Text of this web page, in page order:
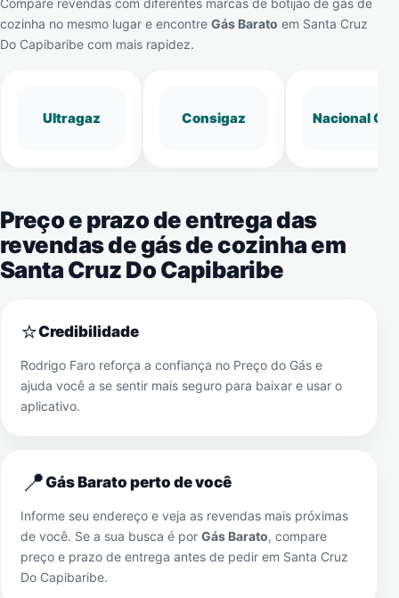
Compare revendas com diferentes marcas de botijão de gás de
cozinha no mesmo lugar e encontre Gás Barato em Santa Cruz
Do Capibaribe com mais rapidez.
Ultragaz Consigaz Nacional Gás
Preço e prazo de entrega das
revendas de gás de cozinha em
Santa Cruz Do Capibaribe
⭐Credibilidade
Rodrigo Faro reforça a confiança no Preço do Gás e
ajuda você a se sentir mais seguro para baixar e usar o
aplicativo.
📍Gás Barato perto de você
Informe seu endereço e veja as revendas mais próximas
de você. Se a sua busca é por Gás Barato, compare
preço e prazo de entrega antes de pedir em Santa Cruz
Do Capibaribe.